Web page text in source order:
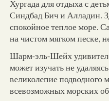
Хургада для отдыха с
Синдбад Бич и Алладин.
спокойное теплое море.
на чистом мягком песке,
Шарм-эль-Шейх
может изучать не
великолепие подводного
всевозможных морских